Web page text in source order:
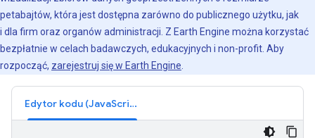
petabajtów, która jest dostępna zarówno do publicznego użytku, jak
i dla firm oraz organów administracji. Z Earth Engine można korzystać
bezpłatnie w celach badawczych, edukacyjnych i non-profit. Aby
rozpocząć, zarejestruj się w Earth Engine
Edytor kodu (JavaScript)